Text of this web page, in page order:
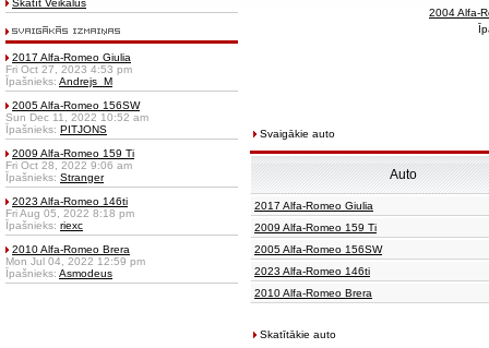
Skatīt Veikalus
2017 Alfa-Romeo Giulia
Fri Oct 27, 2023 4:53 pm
Īpašnieks: Andrejs_M
2005 Alfa-Romeo 156SW
Sun Dec 11, 2022 10:52 am
Īpašnieks: PITJONS
2009 Alfa-Romeo 159 Ti
Fri Oct 28, 2022 9:06 am
Īpašnieks: Stranger
2023 Alfa-Romeo 146ti
Fri Aug 05, 2022 8:18 pm
Īpašnieks: riexc
2010 Alfa-Romeo Brera
Mon Jul 04, 2022 12:59 pm
Īpašnieks: Asmodeus
2004 Alfa-
Svaigākie auto
Auto
2017 Alfa-Romeo Giulia
2009 Alfa-Romeo 159 Ti
2005 Alfa-Romeo 156SW
2023 Alfa-Romeo 146ti
2010 Alfa-Romeo Brera
Skatītākie auto